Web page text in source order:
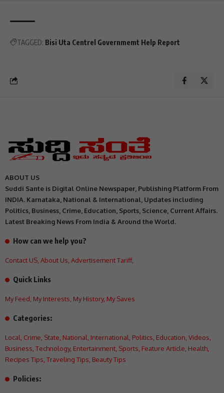
TAGGED: Bisi Uta Centrel Governmemt Help Report
ABOUT US
Suddi Sante is Digital Online Newspaper, Publishing Platform From
INDIA. Karnataka, National & International, Updates including
Politics, Business, Crime, Education, Sports, Science, Current Affairs.
Latest Breaking News From India & Around the World.
How can we help you?
Contact US About Us Advertisement Tariff,
Quick Links
My Feed My Interests My History, My Saves
Categories:
Local Crime State National International Politics Education Videos
Business Technology, Entertainment Sports Feature Article Health
Recipes Tips Traveling Tips Beauty Tips
Policies: